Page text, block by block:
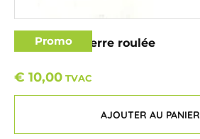
Promo
Aqua aura pierre roulée
€ 10,00 TVAC
AJOUTER AU PANIER